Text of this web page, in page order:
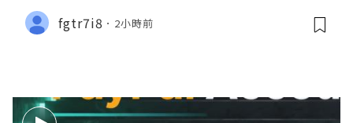
fgtr7i8 2小時前